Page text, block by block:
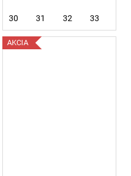
30 31 32 33
AKCIA